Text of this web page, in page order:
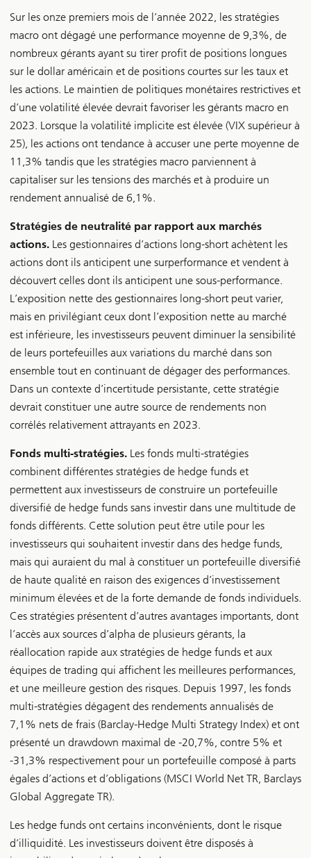
Sur les onze premiers mois de l’année 2022, les stratégies
macro ont dégagé une performance moyenne de 9,3%, de
nombreux gérants ayant su tirer profit de positions longues
sur le dollar américain et de positions courtes sur les taux et
les actions. Le maintien de politiques monétaires restrictives et
d’une volatilité élevée devrait favoriser les gérants macro en
2023. Lorsque la volatilité implicite est élevée (VIX supérieur à
25), les actions ont tendance à accuser une perte moyenne de
11,3% tandis que les stratégies macro parviennent à
capitaliser sur les tensions des marchés et à produire un
rendement annualisé de 6,1%.
Stratégies de neutralité par rapport aux marchés
actions. Les gestionnaires d’actions long-short achètent les
actions dont ils anticipent une surperformance et vendent à
découvert celles dont ils anticipent une sous-performance.
L’exposition nette des gestionnaires long-short peut varier,
mais en privilégiant ceux dont l’exposition nette au marché
est inférieure, les investisseurs peuvent diminuer la sensibilité
de leurs portefeuilles aux variations du marché dans son
ensemble tout en continuant de dégager des performances.
Dans un contexte d’incertitude persistante, cette stratégie
devrait constituer une autre source de rendements non
corrélés relativement attrayants en 2023.
Fonds multi-stratégies. Les fonds multi-stratégies
combinent différentes stratégies de hedge funds et
permettent aux investisseurs de construire un portefeuille
diversifié de hedge funds sans investir dans une multitude de
fonds différents. Cette solution peut être utile pour les
investisseurs qui souhaitent investir dans des hedge funds,
mais qui auraient du mal à constituer un portefeuille diversifié
de haute qualité en raison des exigences d’investissement
minimum élevées et de la forte demande de fonds individuels.
Ces stratégies présentent d’autres avantages importants, dont
l’accès aux sources d’alpha de plusieurs gérants, la
réallocation rapide aux stratégies de hedge funds et aux
équipes de trading qui affichent les meilleures performances,
et une meilleure gestion des risques. Depuis 1997, les fonds
multi-stratégies dégagent des rendements annualisés de
7,1% nets de frais (Barclay-Hedge Multi Strategy Index) et ont
présenté un drawdown maximal de -20,7%, contre 5% et
-31,3% respectivement pour un portefeuille composé à parts
égales d’actions et d’obligations (MSCI World Net TR, Barclays
Global Aggregate TR).
Les hedge funds ont certains inconvénients, dont le risque
d’illiquidité. Les investisseurs doivent être disposés à